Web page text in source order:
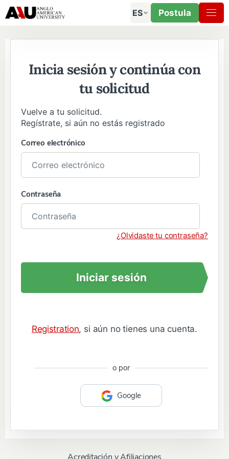
ES Postula
Inicia sesión y continúa con
tu solicitud
Vuelve a tu solicitud.
Regístrate, si aún no estás registrado
Correo electrónico
Contraseña
¿Olvidaste tu contraseña?
Iniciar sesión
Registration, si aún no tienes una cuenta.
o por
Google